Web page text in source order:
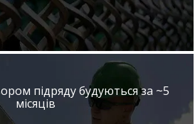
підряду будуються за ~5
місяців